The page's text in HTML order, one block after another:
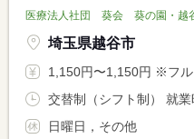
医療法人社団 葵会 葵の園・越
埼玉県越谷市
1,150円〜1,150円 ※フルタイム求人の場合は月額
日曜日，その他